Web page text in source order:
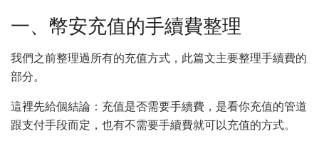
一、幣安充值的手續費整理
我們之前整理過所有的充值方式，此篇文主要整理手續費的
部分。
這裡先給個結論：充值是否需要手續費，是看你充值的管道
跟支付手段而定，也有不需要手續費就可以充值的方式。